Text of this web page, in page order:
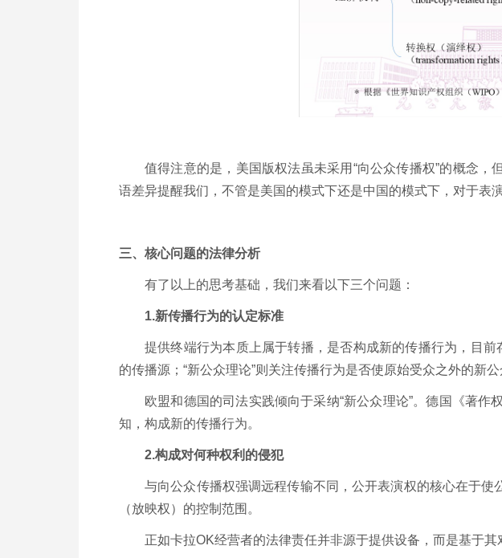
值得注意的是，美国版权法虽未采用“向公众传播权”的概念
语差异提醒我们，不管是美国的模式下还是中国的模式下，对于表
三、核心问题的法律分析
有了以上的思考基础，我们来看以下三个问题：
1.新传播行为的认定标准
提供终端行为本质上属于转播，是否构成新的传播行为，目
的传播源；“新公众理论”则关注传播行为是否使原始受众之外的新公
欧盟和德国的司法实践倾向于采纳“新公众理论”。德国《著
知，构成新的传播行为。
2.构成对何种权利的侵犯
与向公众传播权强调远程传输不同，公开表演权的核心在于
（放映权）的控制范围。
正如卡拉OK经营者的法律责任并非源于提供设备，而是基于其